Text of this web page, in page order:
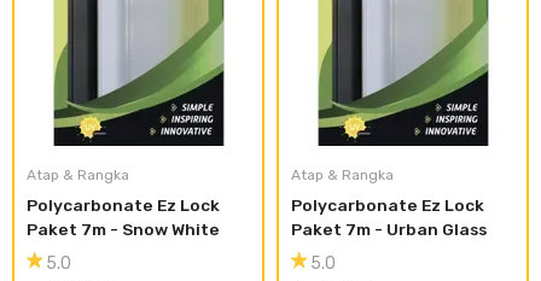
Plafon & Partisi
Sanitari & Aksesorisnya
Peralatan & Perkakas
Material Alam
Besi Profil & Plat
Besi Profil & Baja
Sistem Elektrikal
Pompa dan Pipa
Atap & Rangka
Polycarbonate Ez Lock
Paket 7m - Snow White
5.0
Atap & Rangka
Polycarbonate Ez Lock
Paket 7m - Urban Glass
5.0